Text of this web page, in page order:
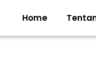
Home